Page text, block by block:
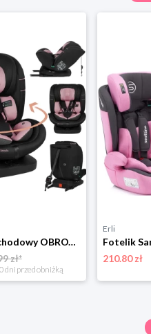
Fotelik samochodowy OBROTOWY isofix 40-150cm Lionelo BASTIAAN I-SIZE
zł*
dni przed obniżką
Erli
210.80 zł